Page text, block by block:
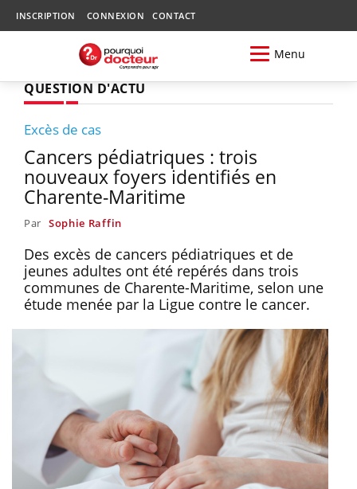
INSCRIPTION CONNEXION CONTACT
Menu
QUESTION D'ACTU
Excès de cas
Cancers pédiatriques : trois
nouveaux foyers identifiés en
Charente-Maritime
Par Sophie Raffin
Des excès de cancers pédiatriques et de
jeunes adultes ont été repérés dans trois
communes de Charente-Maritime, selon une
étude menée par la Ligue contre le cancer.